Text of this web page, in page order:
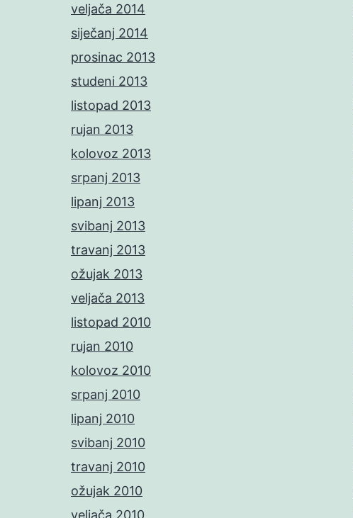
veljača 2014
siječanj 2014
prosinac 2013
studeni 2013
listopad 2013
rujan 2013
kolovoz 2013
srpanj 2013
lipanj 2013
svibanj 2013
travanj 2013
ožujak 2013
veljača 2013
listopad 2010
rujan 2010
kolovoz 2010
srpanj 2010
lipanj 2010
svibanj 2010
travanj 2010
ožujak 2010
veljača 2010